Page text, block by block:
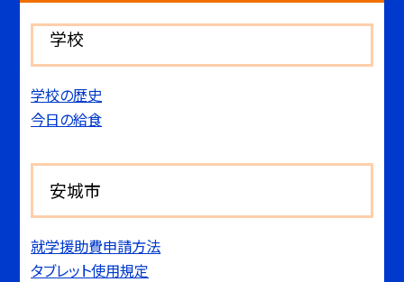
学校
学校の歴史
今日の給食
安城市
就学援助費申請方法
タブレット使用規定